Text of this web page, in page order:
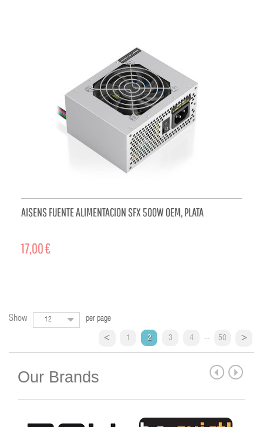
AISENS FUENTE ALIMENTACION SFX 500W OEM, PLATA
17,00 €
Show 12 per page
1 2 3 4 ... 50
Our Brands